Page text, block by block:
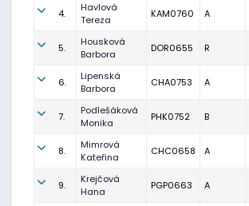
4.
Havlová
Tereza
KAM0760 A
5.
Housková
Barbora
DOR0655 R
6.
Lipenská
Barbora
CHA0753 A
7.
Podlešáková
Monika
PHK0752 B
8.
Mimrová
Kateřina
CHC0658 A
9.
Krejčová
Hana
PGP0663 A